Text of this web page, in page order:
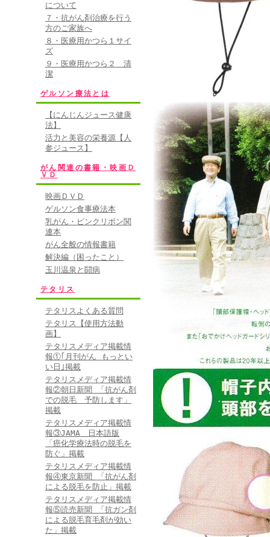
について
７・抗がん剤治療を行う
方のご家族へ
８・医療用かつら１サイ
ズ
９・医療用かつら２ 清
潔
ゲルソン療法とは
【にんじんジュース健康
法】
活力と美容の栄養源【人
参ジュース】
がん関連の書籍・映画Ｄ
ＶＤ
映画ＤＶＤ
ゲルソン食事療法本
乳がん・ピンクリボン関
連本
がん全般の情報書籍
解決編（困ったこと）
玉川温泉と闘病
テタリス
テタリスよくある質問
テタリス【使用方法動
画】
テタリスメディア掲載情
報①｢月刊がん もっとい
い日｣掲載
テタリスメディア掲載情
報②朝日新聞 「抗がん剤
での脱毛 予防します」
掲載
テタリスメディア掲載情
報③JAMA 日本語版
「癌化学療法時の脱毛を
防ぐ」掲載
テタリスメディア掲載情
報④東京新聞 「抗がん剤
による脱毛を防止」掲載
テタリスメディア掲載情
報⑤読売新聞 「抗ガン剤
による脱毛育毛剤が効い
た」掲載